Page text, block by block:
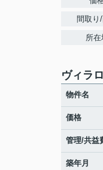
間取り
所在
ヴィラ
物件名
価格
管理/共益
築年月